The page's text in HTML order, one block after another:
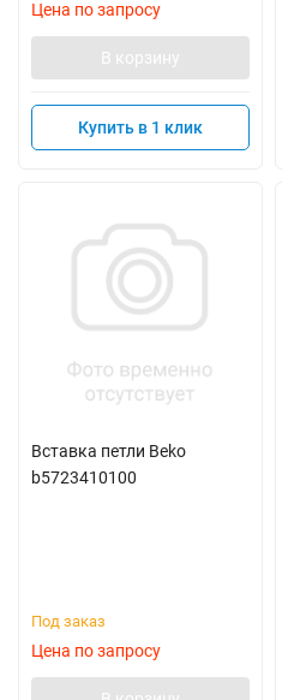
Цена по запросу
В корзину
Купить в 1 клик
Вставка петли Beko
b5723410100
Под заказ
Цена по запросу